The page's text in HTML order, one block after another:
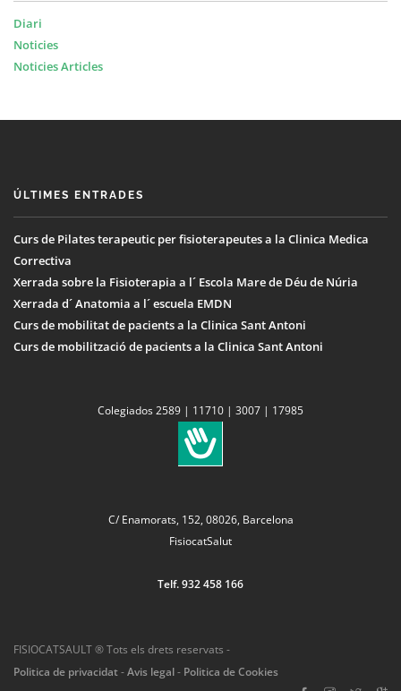
Diari
Noticies
Noticies Articles
ÚLTIMES ENTRADES
Curs de Pilates terapeutic per fisioterapeutes a la Clinica Medica
Correctiva
Xerrada sobre la Fisioterapia a l´ Escola Mare de Déu de Núria
Xerrada d´ Anatomia a l´ escuela EMDN
Curs de mobilitat de pacients a la Clinica Sant Antoni
Curs de mobilització de pacients a la Clinica Sant Antoni
Colegiados 2589 | 11710 | 3007 | 17985
C/ Enamorats, 152, 08026, Barcelona
FisiocatSalut
Telf. 932 458 166
FISIOCATSAULT ® Tots els drets reservats -
Politica de privacidat-Avis legal- Politica de Cookies